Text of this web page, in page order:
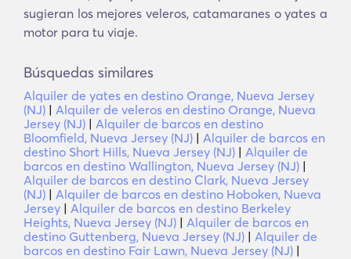
sugieran los mejores veleros, catamaranes o yates a
motor para tu viaje.
Búsquedas similares
Alquiler de yates en destino Orange, Nueva Jersey
(NJ) | Alquiler de veleros en destino Orange, Nueva
Jersey (NJ) | Alquiler de barcos en destino
Bloomfield, Nueva Jersey (NJ) | Alquiler de barcos en
destino Short Hills, Nueva Jersey (NJ) | Alquiler de
barcos en destino Wallington, Nueva Jersey (NJ) |
Alquiler de barcos en destino Clark, Nueva Jersey
(NJ) | Alquiler de barcos en destino Hoboken, Nueva
Jersey | Alquiler de barcos en destino Berkeley
Heights, Nueva Jersey (NJ) | Alquiler de barcos en
destino Guttenberg, Nueva Jersey (NJ) | Alquiler de
barcos en destino Fair Lawn, Nueva Jersey (NJ) |